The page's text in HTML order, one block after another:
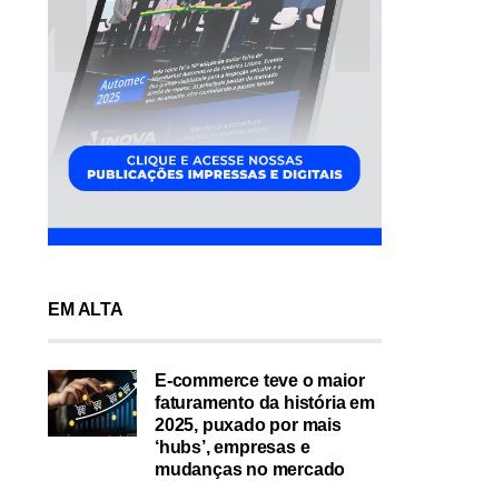
EM ALTA
E-commerce teve o maior
faturamento da história em
2025, puxado por mais
‘hubs’, empresas e
mudanças no mercado